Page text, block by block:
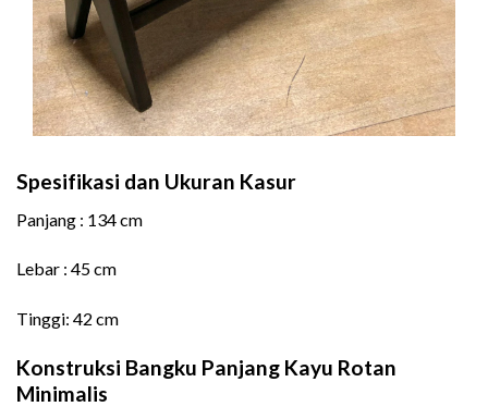
Spesifikasi dan Ukuran Kasur
Panjang : 134 cm
Lebar : 45 cm
Tinggi: 42 cm
Konstruksi Bangku Panjang Kayu Rotan
Minimalis